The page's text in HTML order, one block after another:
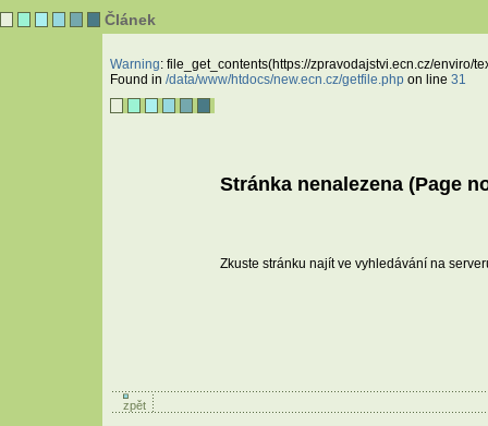
Článek
Warning: file_get_contents(https://zpravodajstvi.ecn.cz/enviro/
Found in /data/www/htdocs/new.ecn.cz/getfile.php on line 31
Stránka nenalezena (Page
Zkuste stránku najít ve vyhledávání na
zpět